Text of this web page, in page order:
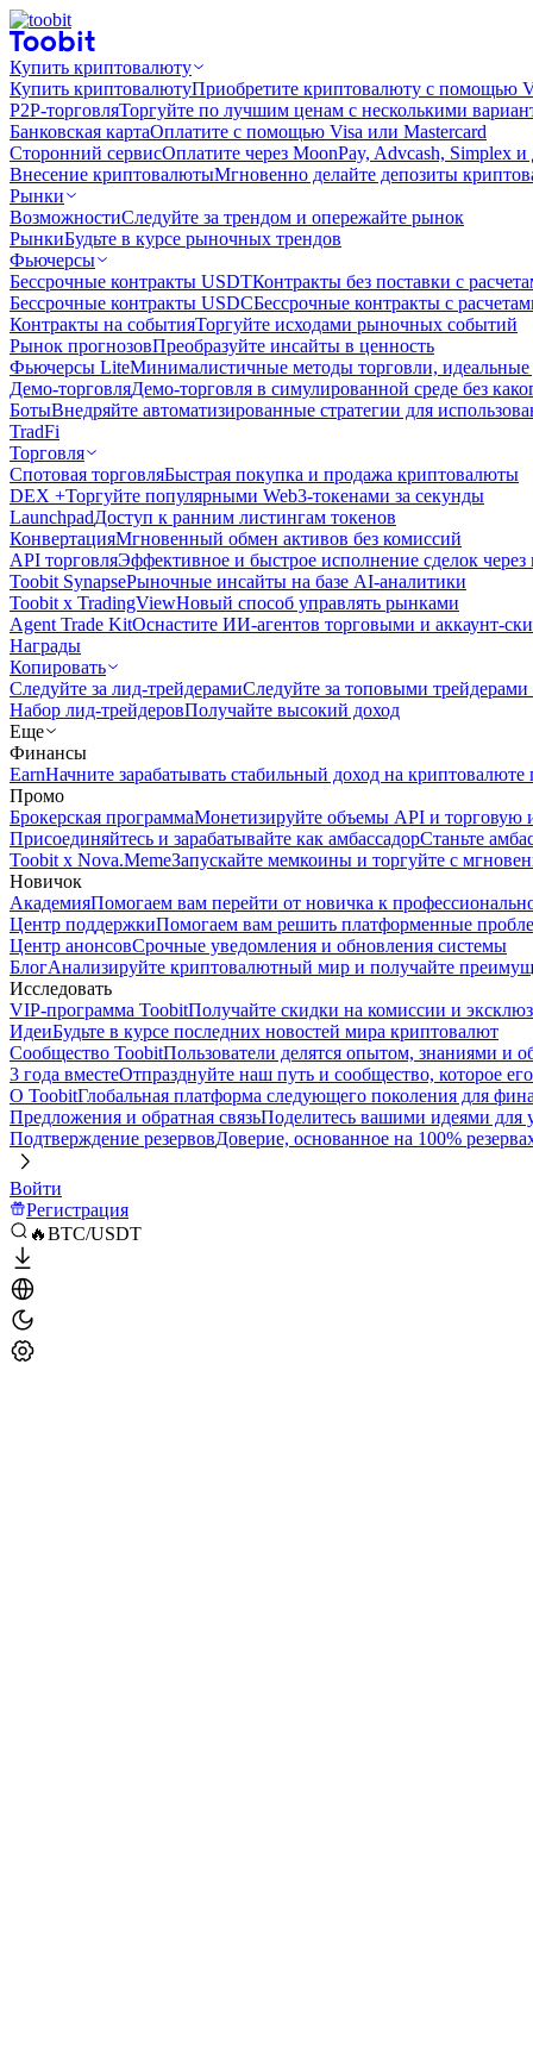
Купить криптовалюту
Купить криптовалютуПриобретите криптовалюту с помощью
P2P-торговляТоргуйте по лучшим ценам с несколькими
Банковская картаОплатите с помощью Visa или Mastercard
Сторонний сервисОплатите через MoonPay, Advcash, Simplex и
Внесение криптовалютыМгновенно делайте депозиты
Рынки
ВозможностиСледуйте за трендом и опережайте рынок
РынкиБудьте в курсе рыночных трендов
Фьючерсы
Бессрочные контракты USDTКонтракты без поставки с
Бессрочные контракты USDCБессрочные контракты с
Контракты на событияТоргуйте исходами рыночных событий
Рынок прогнозовПреобразуйте инсайты в ценность
Фьючерсы LiteМинималистичные методы торговли, идеальные
Демо-торговляДемо-торговля в симулированной среде без
БотыВнедряйте автоматизированные стратегии для
TradFi
Торговля
Спотовая торговляБыстрая покупка и продажа криптовалюты
DEX +Торгуйте популярными Web3-токенами за секунды
LaunchpadДоступ к ранним листингам токенов
КонвертацияМгновенный обмен активов без комиссий
API торговляЭффективное и быстрое исполнение сделок
Toobit SynapseРыночные инсайты на базе AI-аналитики
Toobit x TradingViewНовый способ управлять рынками
Agent Trade KitОснастите ИИ-агентов торговыми и аккаунт-
Награды
Копировать
Следуйте за лид-трейдерамиСледуйте за топовыми
Набор лид-трейдеровПолучайте высокий доход
Еще
Финансы
EarnНачните зарабатывать стабильный доход на криптовалюте
Промо
Брокерская программаМонетизируйте объемы API и торговую
Присоединяйтесь и зарабатывайте как амбассадорСтаньте
Toobit x Nova.MemeЗапускайте мемкоины и торгуйте с
Новичок
АкадемияПомогаем вам перейти от новичка к
Центр поддержкиПомогаем вам решить платформенные
Центр анонсовСрочные уведомления и обновления системы
БлогАнализируйте криптовалютный мир и получайте
Исследовать
VIP-программа ToobitПолучайте скидки на комиссии и
ИдеиБудьте в курсе последних новостей мира криптовалют
Сообщество ToobitПользователи делятся опытом, знаниями и
3 года вместеОтпразднуйте наш путь и сообщество, которое
О ToobitГлобальная платформа следующего поколения для
Предложения и обратная связьПоделитесь вашими идеями для
Подтверждение резервовДоверие, основанное на 100%
Войти
Регистрация
🔥BTC/USDT